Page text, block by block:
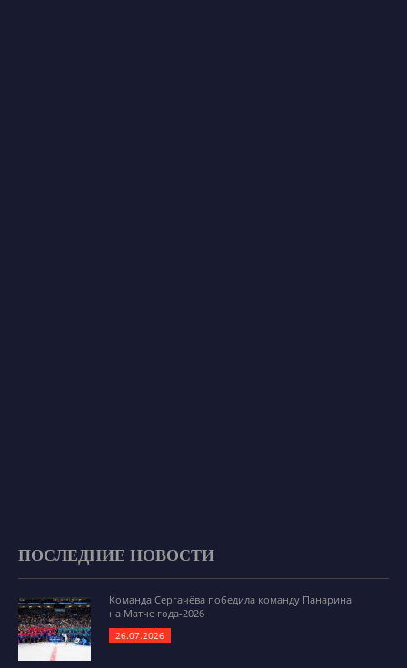
ПОСЛЕДНИЕ НОВОСТИ
Команда Сергачёва победила команду Панарина
на Матче года-2026
26.07.2026